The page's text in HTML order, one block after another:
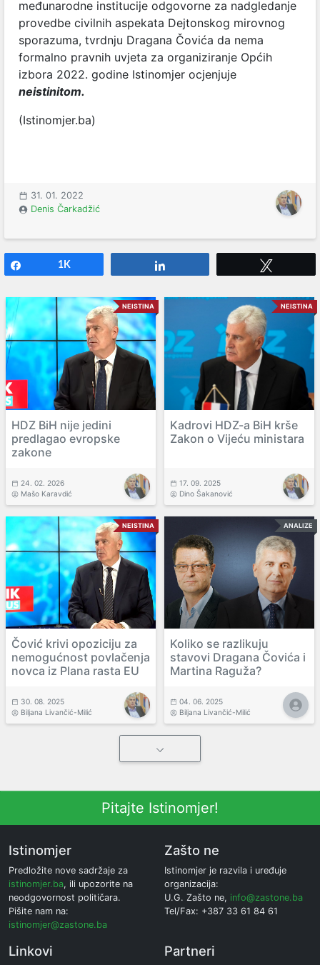
međunarodne institucije odgovorne za nadgledanje
provedbe civilnih aspekata Dejtonskog mirovnog
sporazuma, tvrdnju Dragana Čovića da nema
formalno pravnih uvjeta za organiziranje Općih
izbora 2022. godine Istinomjer ocjenjuje
neistinitom.
(Istinomjer.ba)
31. 01. 2022
Denis Čarkadžić
1K
NEISTINA
HDZ BiH nije jedini
predlagao evropske
zakone
24. 02. 2026
Mašo Karavdić
NEISTINA
Kadrovi HDZ-a BiH krše
Zakon o Vijeću ministara
17. 09. 2025
Dino Šakanović
NEISTINA
Čović krivi opoziciju za
nemogućnost povlačenja
novca iz Plana rasta EU
30. 08. 2025
Biljana Livančić-Milić
ANALIZE
Koliko se razlikuju
stavovi Dragana Čovića i
Martina Raguža?
04. 06. 2025
Biljana Livančić-Milić
Pitajte Istinomjer!
Istinomjer
Predložite nove sadržaje za
istinomjer.ba, ili upozorite na
neodgovornost političara.
Pišite nam na:
istinomjer@zastone.ba
Zašto ne
Istinomjer je razvila i uređuje
organizacija:
U.G. Zašto ne, info@zastone.ba
Tel/Fax: +387 33 61 84 61
Linkovi Partneri